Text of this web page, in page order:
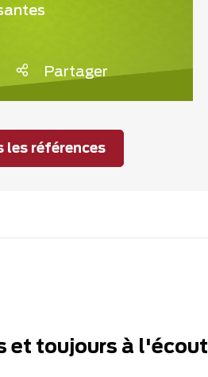
Partager
les références
et toujours à